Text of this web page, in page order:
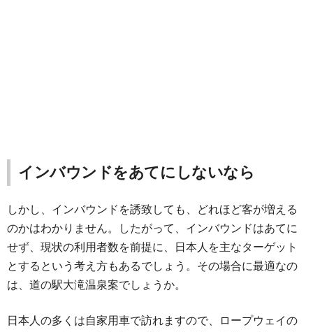
インバウンドをあてにしないなら
しかし、インバウンドを誘致しても、どれほど客が増える
のかはわかりません。したがって、インバウンドはあてに
せず、現状の利用者数を前提に、日本人を主なターゲット
とするという考え方もあるでしょう。その場合に最適なの
は、道の駅大滝温泉案でしょうか。
日本人の多くは自家用車で訪れますので、ロープウェイの